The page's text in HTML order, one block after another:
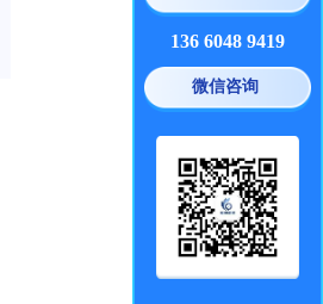
136 6048 9419
微信咨询